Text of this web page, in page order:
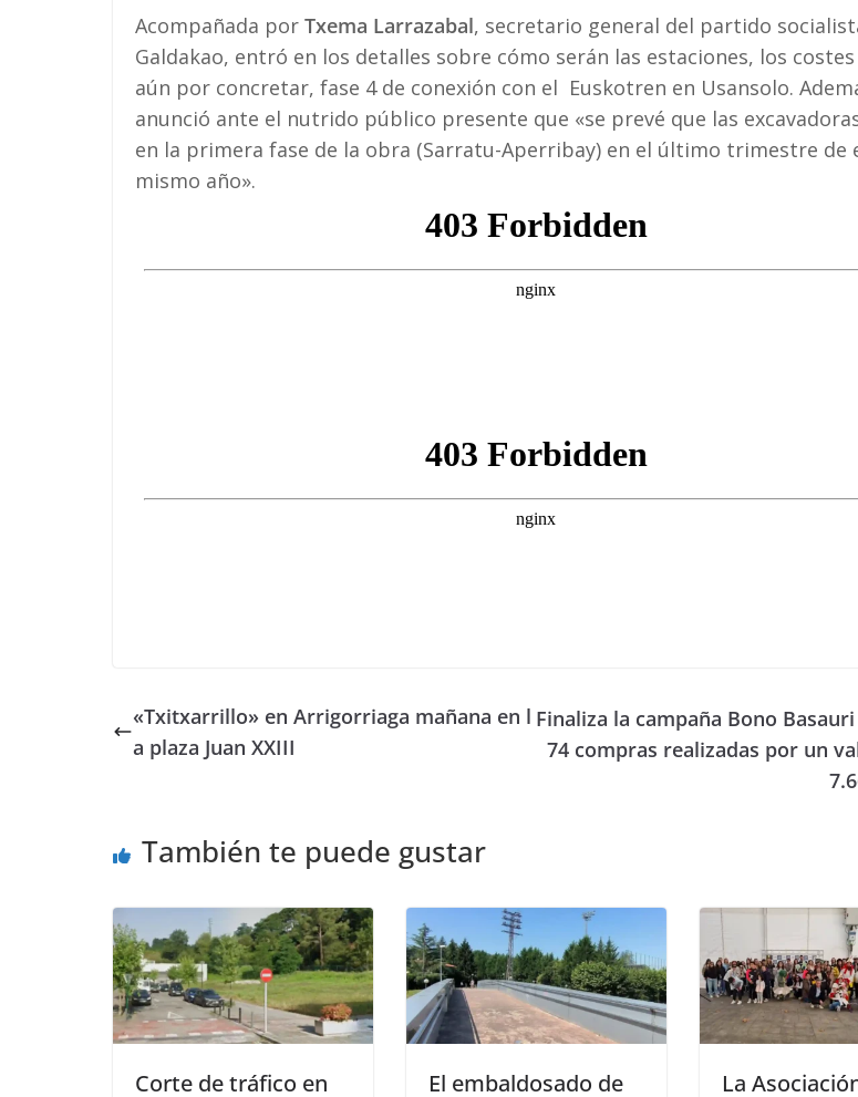
Acompañada por Txema Larrazabal, secretario general del partido
Galdakao, entró en los detalles sobre cómo serán las estaciones, los costes
aún por concretar, fase 4 de conexión con el Euskotren en Usansolo.
anunció ante el nutrido público presente que «se prevé que las
en la primera fase de la obra (Sarratu-Aperribay) en el último trimestre de
mismo año».
«Txitxarrillo» en Arrigorriaga mañana en l
a plaza Juan XXIII
Finaliza la campaña Bono Basauri
74 compras realizadas por un
También te puede gustar
Corte de tráfico en
El embaldosado de
La